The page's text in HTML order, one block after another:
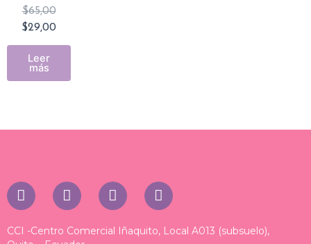
$65,00
$29,00
Leer
más
I
n
t
T
i
t
T
h
e
F
a
e
CCI -Centro Comercial Iñaquito, Local A013 (subsuelo),